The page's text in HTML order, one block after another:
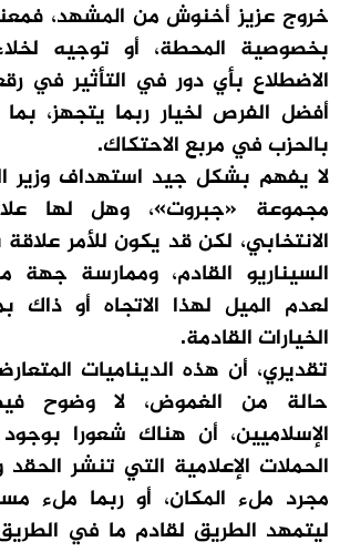
خروج عزيز أخنوش من المشهد،
بخصوصية المحطة، أو توجيه
الاضطلاع بأي دور في التأثير في
أفضل الفرص لخيار ربما يتجهز،
بالحزب في مربع الاحتكاك.
لا يفهم بشكل جيد استهداف وزير
مجموعة «جبروت»، وهل لها
الانتخابي، لكن قد يكون للأمر
السيناريو القادم، وممارسة جهة
لعدم الميل لهذا الاتجاه أو
الخيارات القادمة.
تقديري، أن هذه الديناميات
حالة من الغموض، لا وضوح
الإسلاميين، أن هناك شعورا
الحملات الإعلامية التي تنشر
مجرد ملء المكان، أو ربما ملء
ليتمهد الطريق لقادم ما في